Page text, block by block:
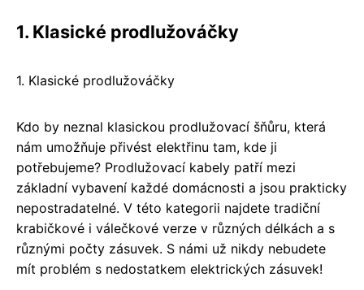
1. Klasické prodlužováčky
1. Klasické prodlužováčky
Kdo by neznal klasickou prodlužovací šňůru, která
nám umožňuje přivést elektřinu tam, kde ji
potřebujeme? Prodlužovací kabely patří mezi
základní vybavení každé domácnosti a jsou prakticky
nepostradatelné. V této kategorii najdete tradiční
krabičkové i válečkové verze v různých délkách a s
různými počty zásuvek. S námi už nikdy nebudete
mít problém s nedostatkem elektrických zásuvek!